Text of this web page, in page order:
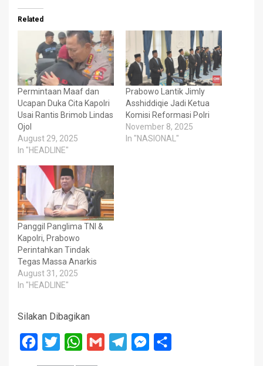
Related
Permintaan Maaf dan
Ucapan Duka Cita Kapolri
Usai Rantis Brimob Lindas
Ojol
August 29, 2025
In "HEADLINE"
Prabowo Lantik Jimly
Asshiddiqie Jadi Ketua
Komisi Reformasi Polri
November 8, 2025
In "NASIONAL"
Panggil Panglima TNI &
Kapolri, Prabowo
Perintahkan Tindak
Tegas Massa Anarkis
August 31, 2025
In "HEADLINE"
Silakan Dibagikan
Facebook
Twitter WhatsApp
Gmail TelegramMessenger